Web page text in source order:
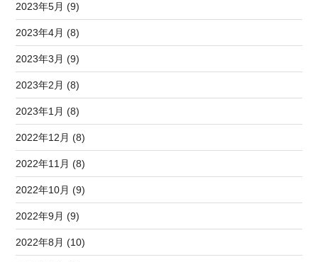
2023年5月 (9)
2023年4月 (8)
2023年3月 (9)
2023年2月 (8)
2023年1月 (8)
2022年12月 (8)
2022年11月 (8)
2022年10月 (9)
2022年9月 (9)
2022年8月 (10)